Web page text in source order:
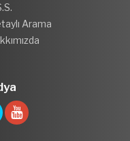
Arama